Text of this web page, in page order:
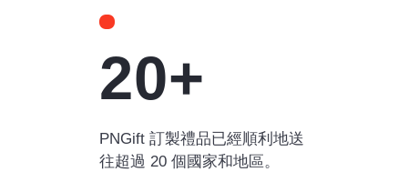
20+
PNGift 訂製禮品已經順利地送
往超過 20 個國家和地區。